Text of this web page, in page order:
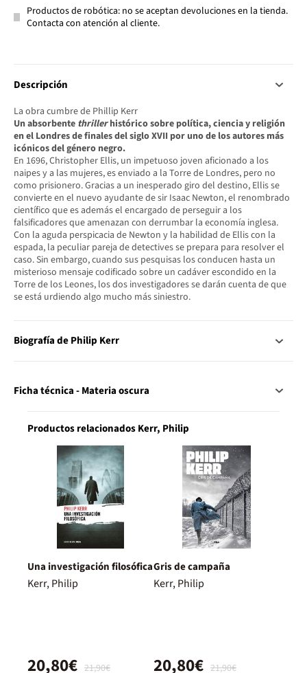
Productos de robótica: no se aceptan devoluciones en la tienda.
Contacta con atención al cliente.
Descripción
La obra cumbre de Phillip Kerr
Un absorbente thrillerhistórico sobre política, ciencia y religión
en el Londres de finales del siglo XVII por uno de los autores más
icónicos del género negro.
En 1696, Christopher Ellis, un impetuoso joven aficionado a los
naipes y a las mujeres, es enviado a la Torre de Londres, pero no
como prisionero. Gracias a un inesperado giro del destino, Ellis se
convierte en el nuevo ayudante de sir Isaac Newton, el renombrado
científico que es además el encargado de perseguir a los
falsificadores que amenazan con derrumbar la economía inglesa.
Con la aguda perspicacia de Newton y la habilidad de Ellis con la
espada, la peculiar pareja de detectives se prepara para resolver el
caso. Sin embargo, cuando sus pesquisas los conducen hasta un
misterioso mensaje codificado sobre un cadáver escondido en la
Torre de los Leones, los dos investigadores se darán cuenta de que
se está urdiendo algo mucho más siniestro.
Biografía de Philip Kerr
Ficha técnica - Materia oscura
Productos relacionados Kerr, Philip
Una investigación filosófica
Kerr, Philip
21,90€
20,80€
Gris de campaña
Kerr, Philip
21,90€
20,80€